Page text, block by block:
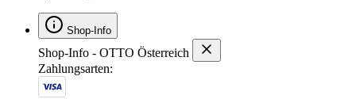
Shop-Info
Shop-Info - OTTO Österreich
Zahlungsarten: